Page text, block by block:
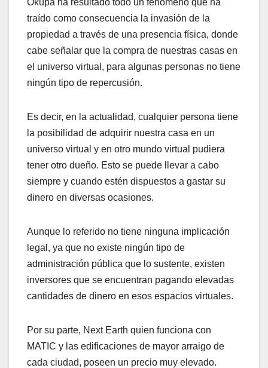
traído como consecuencia la invasión de la
propiedad a través de una presencia física, donde
cabe señalar que la compra de nuestras casas en
el universo virtual, para algunas personas no tiene
ningún tipo de repercusión.
Es decir, en la actualidad, cualquier persona tiene
la posibilidad de adquirir nuestra casa en un
universo virtual y en otro mundo virtual pudiera
tener otro dueño. Esto se puede llevar a cabo
siempre y cuando estén dispuestos a gastar su
dinero en diversas ocasiones.
Aunque lo referido no tiene ninguna implicación
legal, ya que no existe ningún tipo de
administración pública que lo sustente, existen
inversores que se encuentran pagando elevadas
cantidades de dinero en esos espacios virtuales.
Por su parte, Next Earth quien funciona con
MATIC y las edificaciones de mayor arraigo de
cada ciudad, poseen un precio muy elevado.